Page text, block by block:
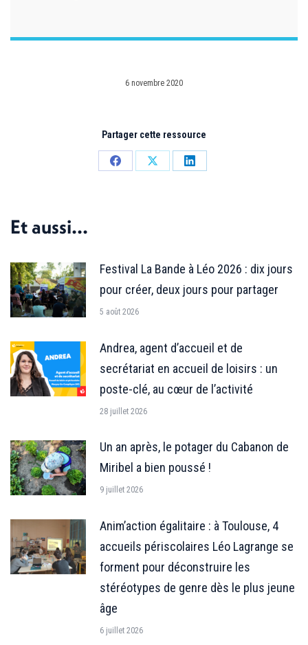
6 novembre 2020
Partager cette ressource
PartagerPartagerPartager
Et aussi...
Festival La Bande à Léo 2026 : dix jours
pour créer, deux jours pour partager
5 août 2026
Andrea, agent d’accueil et de
secrétariat en accueil de loisirs : un
poste-clé, au cœur de l’activité
28 juillet 2026
Un an après, le potager du Cabanon de
Miribel a bien poussé !
9 juillet 2026
Anim’action égalitaire : à Toulouse, 4
accueils périscolaires Léo Lagrange se
forment pour déconstruire les
stéréotypes de genre dès le plus jeune
âge
6 juillet 2026